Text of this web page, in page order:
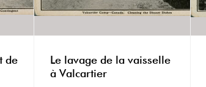
de
Le lavage de la vaisselle
à Valcartier